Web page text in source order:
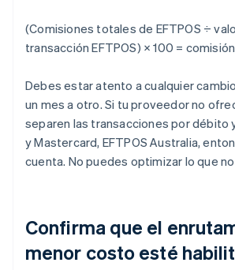
(Comisiones totales de EFTPOS ÷
transacción EFTPOS) × 100 =
Debes estar atento a cualquier
un mes a otro. Si tu proveedor no
separen las transacciones por
y Mastercard, EFTPOS Australia,
cuenta. No puedes optimizar lo que
Confirma que el
menor costo esté